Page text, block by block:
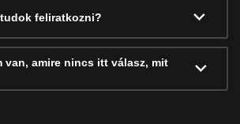
feliratkozni?
van, amire nincs itt válasz, mit